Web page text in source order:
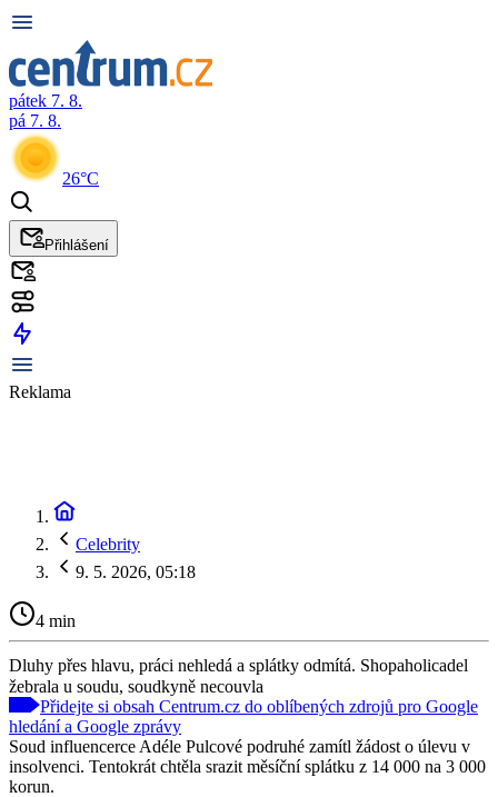
pátek 7. 8.
pá 7. 8.
26°C
Přihlášení
Reklama
Celebrity
9. 5. 2026, 05:18
4 min
Dluhy přes hlavu, práci nehledá a splátky odmítá. Shopaholicadel
žebrala u soudu, soudkyně necouvla
Přidejte si obsah Centrum.cz do oblíbených zdrojů pro Google
hledání a Google zprávy
Soud influencerce Adéle Pulcové podruhé zamítl žádost o úlevu v
insolvenci. Tentokrát chtěla srazit měsíční splátku z 14 000 na 3 000
korun.